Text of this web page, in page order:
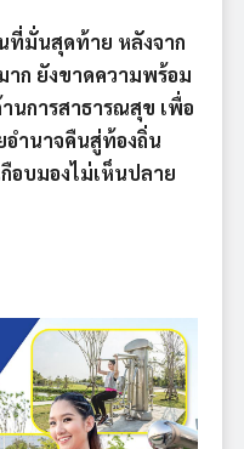
ที่มั่นสุดท้าย หลังจาก
ก ยังขาดความพร้อม
นการสาธารณสุข เพื่อ
อำนาจคืนสู่ท้องถิ่น
อบมองไม่เห็นปลาย